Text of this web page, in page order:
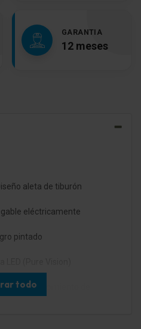
GARANTIA
12 meses
aleta de tiburón
eléctricamente
pintado
Reconocimiento de
todo